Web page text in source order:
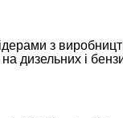
з
дизельних і